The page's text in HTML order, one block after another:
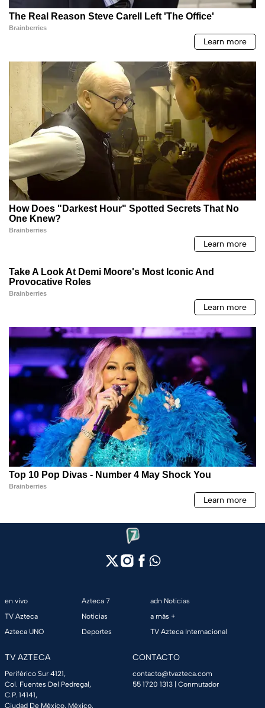
en vivo
TV Azteca
Azteca UNO
Azteca 7
Noticias
Deportes
adn Noticias
a más +
TV Azteca Internacional
TV AZTECA
Periférico Sur 4121,
Col. Fuentes Del Pedregal,
C.P. 14141,
Ciudad De México, México.
CONTACTO
contacto@tvazteca.com
55 1720 1313 | Conmutador